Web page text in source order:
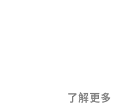
了解更多